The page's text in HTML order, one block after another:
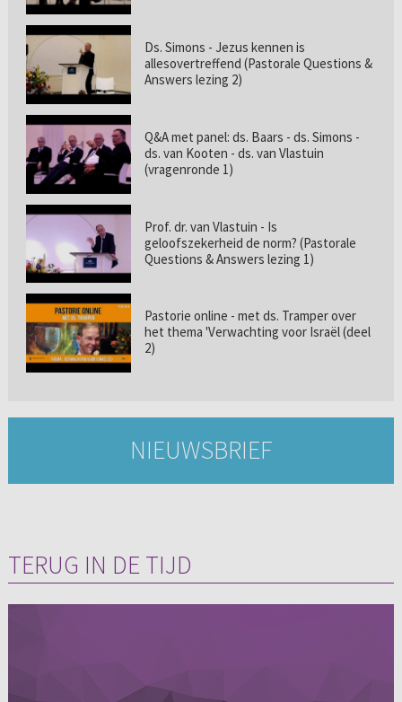
Ds. Simons - Jezus kennen is
allesovertreffend (Pastorale Questions &
Answers lezing 2)
Q&A met panel: ds. Baars - ds. Simons -
ds. van Kooten - ds. van Vlastuin
(vragenronde 1)
Prof. dr. van Vlastuin - Is
geloofszekerheid de norm? (Pastorale
Questions & Answers lezing 1)
Pastorie online - met ds. Tramper over
het thema 'Verwachting voor Israël (deel
2)
NIEUWSBRIEF
TERUG IN DE TIJD